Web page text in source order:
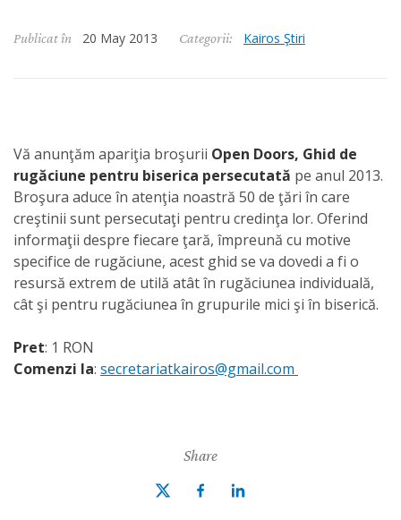
Publicat în 20 May 2013 Categorii: Kairos Ştiri
Vă anunţăm apariţia broşurii Open Doors, Ghid de
rugăciune pentru biserica persecutată pe anul 2013.
Broşura aduce în atenţia noastră 50 de ţări în care
creştinii sunt persecutaţi pentru credinţa lor. Oferind
informaţii despre fiecare ţară, împreună cu motive
specifice de rugăciune, acest ghid se va dovedi a fi o
resursă extrem de utilă atât în rugăciunea individuală,
cât şi pentru rugăciunea în grupurile mici şi în biserică.
Pret: 1 RON
Comenzi la: secretariatkairos@gmail.com
Share